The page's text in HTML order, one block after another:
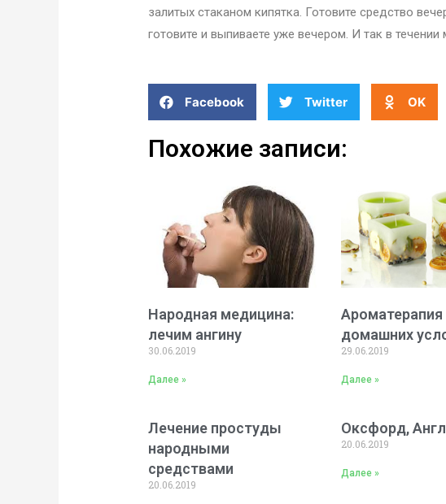
залитых стаканом кипятка. Готовите средство
готовите и выпиваете уже вечером. И так в течении
Facebook Twitter OK
Похожие записи:
Народная медицина:
лечим ангину
30.06.2019
Далее »
Ароматерапия
домашних
29.06.2019
Далее »
Лечение простуды
народными
средствами
20.06.2019
Оксфорд,
20.06.2019
Далее »